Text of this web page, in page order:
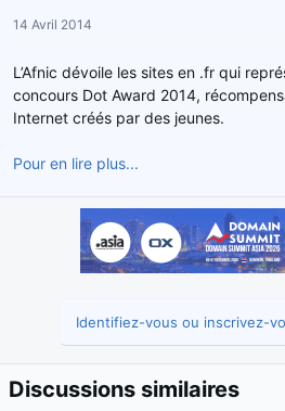
r
e
l
a
i
14 Avril 2014
L’Afnic dévoile les sites en .fr qui
concours Dot Award 2014,
Internet créés par des jeunes.
Pour en lire plus...
Identifiez-vous ou inscrivez-
Discussions similaires